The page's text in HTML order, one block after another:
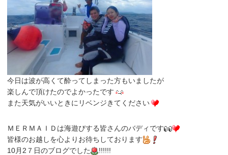
今日は波が高くて酔ってしまった方もいましたが
楽しんで頂けたのでよかったです
また天気がいいときにリベンジきてください
ＭＥＲＭＡＩＤは海遊びする皆さんのバディです
皆様のお越しを心よりお待ちしております
10月2７日のブログでした
!!!!!!